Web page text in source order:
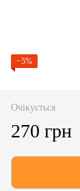
−5%
Очікується
270 грн